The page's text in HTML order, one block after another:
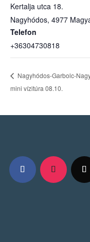
Kertalja utca 18.
Nagyhódos, 4977
Telefon
+36304730818
Nagyhódos-Garbolc-
mini vízitúra 08.10.